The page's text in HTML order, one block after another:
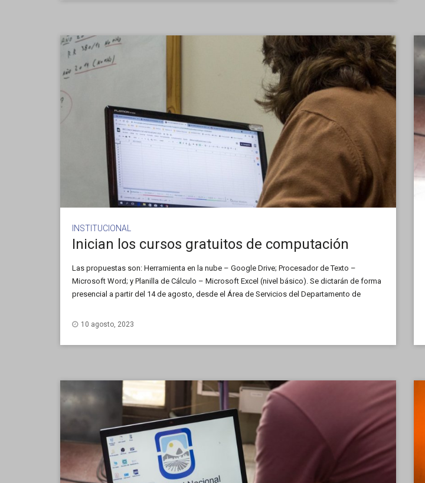
INSTITUCIONAL
Inician los cursos gratuitos de computación
Las propuestas son: Herramienta en la nube – Google Drive; Procesador de Texto –
Microsoft Word; y Planilla de Cálculo – Microsoft Excel (nivel básico). Se dictarán de forma
presencial a partir del 14 de agosto, desde el Área de Servicios del Departamento de
destinados a toda la comunidad de la UNSL.
10 agosto, 2023